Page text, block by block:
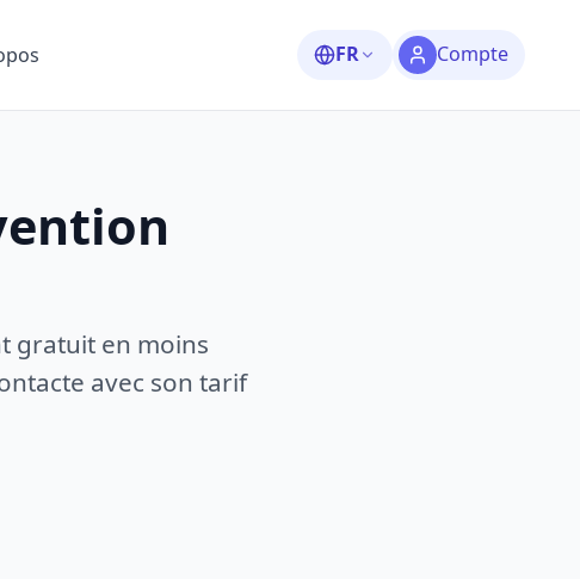
FR Compte
gratuit en moins
avec son tarif